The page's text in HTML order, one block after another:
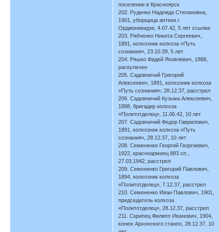
поселение в Красноярск
202. Руденко Надежда Степановна,
1901, уборщица аптеки г.
Орджоникидзе, 4.07.42, 5 лет ссылки
203. Рябченко Никита Сергеевич,
1891, колхозник колхоза «Путь
сознания», 23.10.39, 5 лет
204. Ряшко Фадей Яковлевич, 1888,
раскулачен
205. Садовничий Григорий
Алексеевич, 1891, колхозник колхоза
«Путь сознания», 28.12.37, расстрел
206. Садовничий Кузьма Алексеевич,
1888, бригадир колхоза
«Политотделец», 11.06.42, 10 лет
207. Садовничий Федор Гаврилович,
1891, колхозник колхоза «Путь
сознания», 28.12.37, 10 лет
208. Семененко Георгий Георгиевич,
1922, красноармеец 883 сп.,
27.03.1942, расстрел
209. Семененко Григорий Павлович,
1894, колхозник колхоза
«Политотделец», 7.12.37, расстрел
210. Семененко Иван Павлович, 1901,
председатель колхоза
«Политотделец», 28.12.37, расстрел
211. Скрипец Филипп Иванович, 1904,
конюх Архонского станпо, 28.12.37, 10